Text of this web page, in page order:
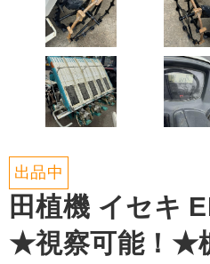
出品中
田植機 イセキ
★視察可能！★